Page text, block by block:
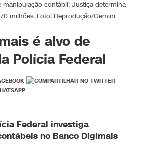
manipulação contábil; Justiça determina
milhões. Foto: Reprodução/Gemini
é alvo de
Polícia Federal
Federal investiga
no Banco Digimais